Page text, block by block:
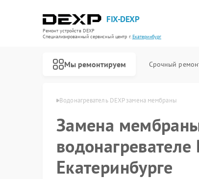
FIX-DEXP
Ремонт устройств DEXP
Специализированный cервисный центр г.Екатеринбург
Мы ремонтируем Срочный
в Екатеринбурге Водонагреватель DEXP замена мембраны
Замена
водонагревателе
Екатеринбурге